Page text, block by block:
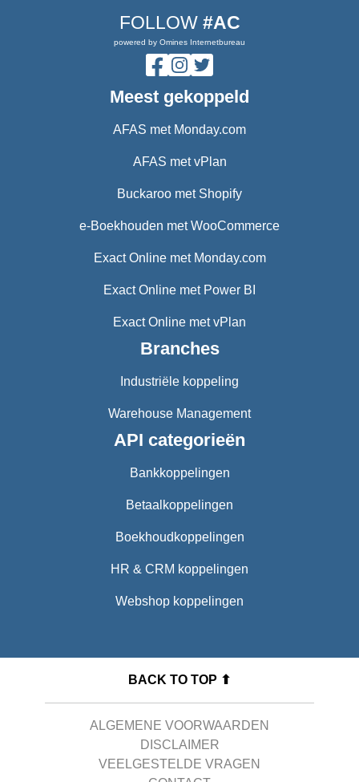
FOLLOW #AC
powered by Omines Internetbureau
Meest gekoppeld
AFAS met Monday.com
AFAS met vPlan
Buckaroo met Shopify
e-Boekhouden met WooCommerce
Exact Online met Monday.com
Exact Online met Power BI
Exact Online met vPlan
Branches
Industriële koppeling
Warehouse Management
API categorieën
Bankkoppelingen
Betaalkoppelingen
Boekhoudkoppelingen
HR & CRM koppelingen
Webshop koppelingen
BACK TO TOP ⬆
ALGEMENE VOORWAARDEN
DISCLAIMER
VEELGESTELDE VRAGEN